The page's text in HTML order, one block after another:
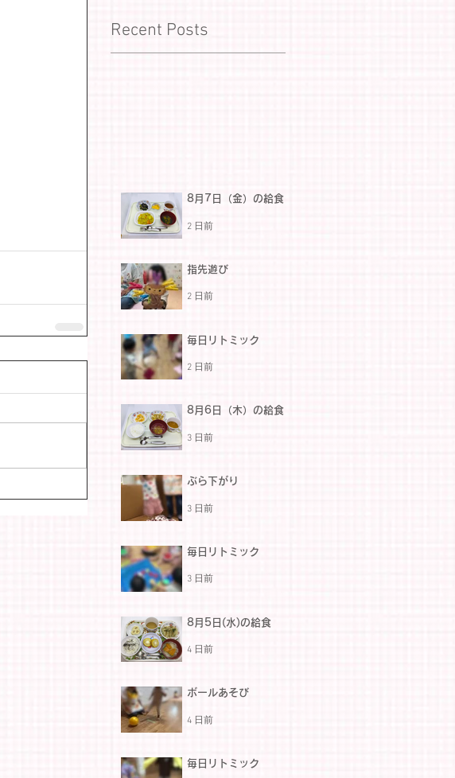
Recent Posts
8月7日（金）の給食
2 日前
指先遊び
2 日前
毎日リトミック
2 日前
8月6日（木）の給食
3 日前
ぶら下がり
3 日前
毎日リトミック
3 日前
8月5日(水)の給食
4 日前
ボールあそび
4 日前
毎日リトミック